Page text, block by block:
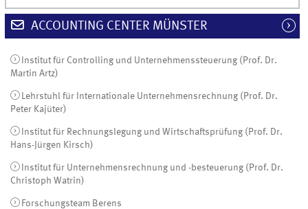
ACCOUNTING CENTER MÜNSTER
Institut für Controlling und Unternehmenssteuerung (Prof. Dr.
Martin Artz)
Lehrstuhl für Internationale Unternehmensrechnung (Prof. Dr.
Peter Kajüter)
Institut für Rechnungslegung und Wirtschaftsprüfung (Prof. Dr.
Hans-Jürgen Kirsch)
Institut für Unternehmensrechnung und -besteuerung (Prof. Dr.
Christoph Watrin)
Forschungsteam Berens